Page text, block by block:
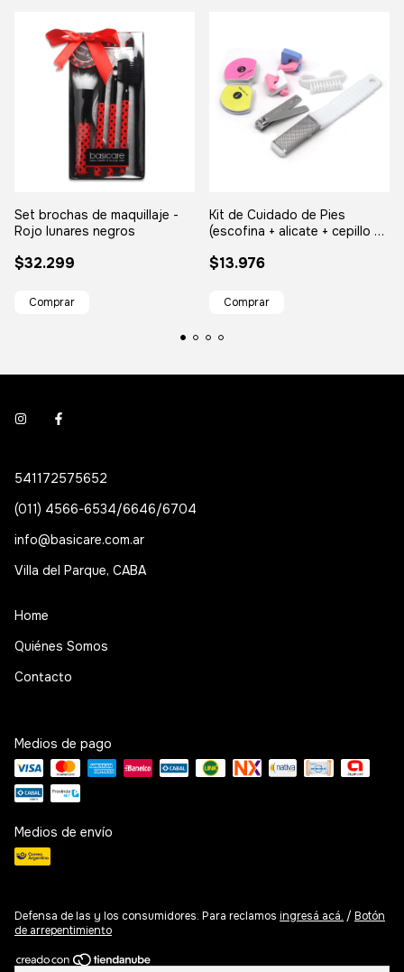
Set brochas de maquillaje -
Rojo lunares negros
$32.299
Kit de Cuidado de Pies
(escofina + alicate + cepillo de
buffer de uñas)
$13.976
541172575652
(011) 4566-6534/6646/6704
info@basicare.com.ar
Villa del Parque, CABA
Home
Quiénes Somos
Contacto
Medios de pago
Medios de envío
Defensa de las y los consumidores. Para reclamos ingresá acá. / Botón
de arrepentimiento